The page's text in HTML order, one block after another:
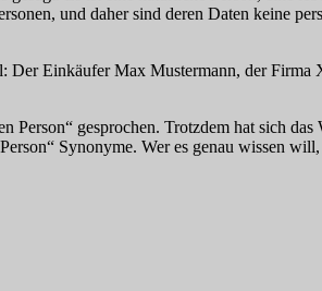
und daher sind deren Daten keine
Der Einkäufer Max Mustermann, der
gesprochen. Trotzdem hat sich
Synonyme. Wer es genau wissen